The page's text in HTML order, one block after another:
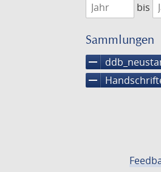
bis
Sammlungen
remove
remove